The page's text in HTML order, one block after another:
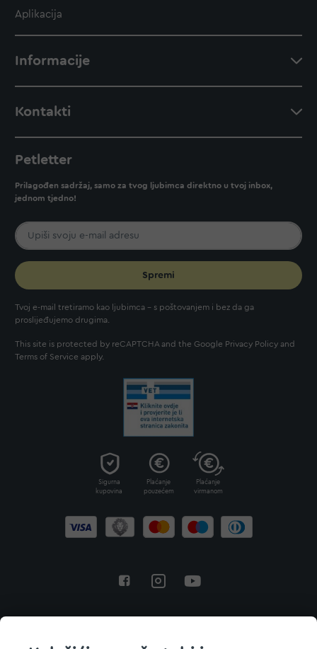
Aplikacija
Informacije
Kontakti
Petletter
Prilagođen sadržaj, samo za tvog ljubimca direktno u tvoj inbox,
jednom tjedno!
Spremi
Tvoj e-mail tretiramo kao ljubimca - s poštovanjem i bez da ga
proslijeđujemo drugima.
This site is protected by reCAPTCHA and the Google Privacy Policy and
Terms of Service apply.
Sigurna
kupovina
Plaćanje
pouzećem
Plaćanje
virmanom